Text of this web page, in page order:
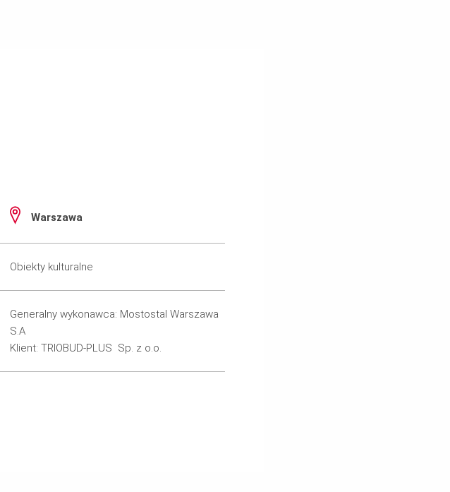
Warszawa
Obiekty kulturalne
Generalny wykonawca: Mostostal Warszawa
S.A
Klient: TRIOBUD-PLUS Sp. z o.o.